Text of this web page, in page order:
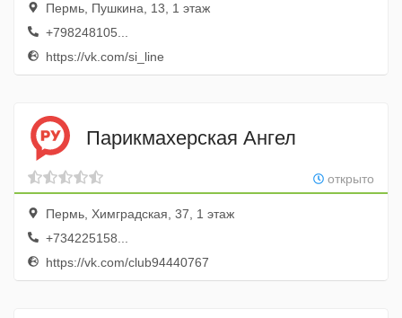
Пермь, Пушкина, 13, 1 этаж
+798248105...
https://vk.com/si_line
Парикмахерская Ангел
открыто
Пермь, Химградская, 37, 1 этаж
+734225158...
https://vk.com/club94440767